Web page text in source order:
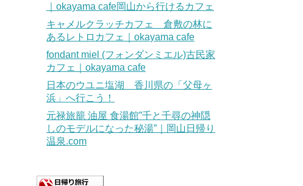
｜okayama cafe岡山から行けるカフェ
キャメルクラッチカフェ 倉敷の林に
あるレトロカフェ｜okayama cafe
fondant miel (フォンダンミエル)古民家
カフェ｜okayama cafe
日本のウユニ塩湖 香川県の「父母ヶ
浜」へ行こう！
元禄旅籠 油屋 食湯館”千と千尋の神隠
しのモデルになった秘湯”｜岡山日帰り
温泉.com